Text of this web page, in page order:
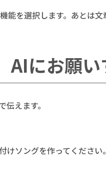
能を選択します。あとは
にお願い
えます。
けソングを作ってくださ